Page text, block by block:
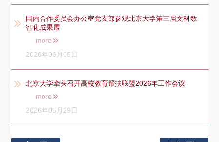
国内合作委员会办公室党支部参观北京大学第三届文科数
智化成果展
more
2026年06月05日
北京大学牵头召开高校教育帮扶联盟2026年工作会议
more
2026年05月29日